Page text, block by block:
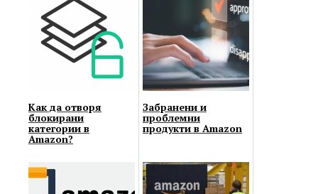
Как да отворя
блокирани
категории в
Amazon?
Забранени и
проблемни
продукти в Amazon